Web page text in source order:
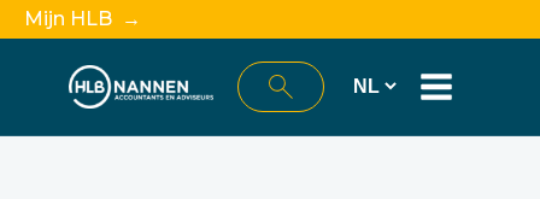
Mijn HLB →